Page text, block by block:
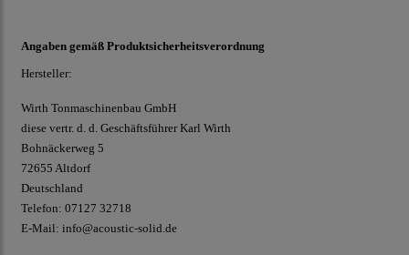
Angaben gemäß Produktsicherheitsverordnung
Hersteller:
Wirth Tonmaschinenbau GmbH
diese vertr. d. d. Geschäftsführer Karl Wirth
Bohnäckerweg 5
72655 Altdorf
Deutschland
Telefon: 07127 32718
E-Mail: info@acoustic-solid.de